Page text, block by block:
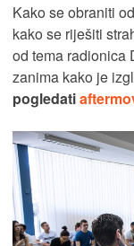
Kako se obraniti
kako se riješiti
od tema radionica
zanima kako je
pogledati